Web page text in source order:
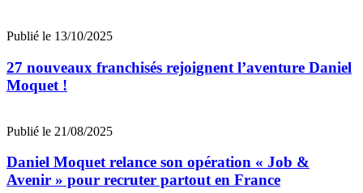
Publié le 13/10/2025
27 nouveaux franchisés rejoignent l’aventure Daniel
Moquet !
Publié le 21/08/2025
Daniel Moquet relance son opération « Job &
Avenir » pour recruter partout en France